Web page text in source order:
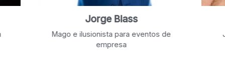
Jorge Blass
Mago e ilusionista para eventos de
empresa